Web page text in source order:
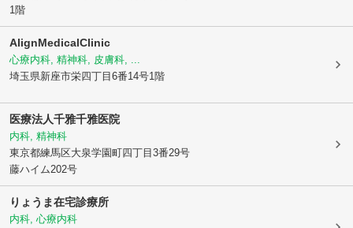
1階
AlignMedicalClinic
心療内科, 精神科, 皮膚科, ...
埼玉県新座市栄四丁目6番14号1階
医療法人千雅千雅医院
内科, 精神科
東京都練馬区大泉学園町四丁目3番29号
藤ハイム202号
りょうま在宅診療所
内科, 心療内科